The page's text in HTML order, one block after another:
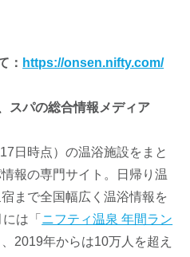
： https://onsen.nifty.com/
スパの総合情報メディア
日時点）の温浴施設をまと
報の専門サイト。日帰り温
まで全国幅広く温浴情報を
は「 ニフティ温泉 年間ラン
2019年からは10万人を超え